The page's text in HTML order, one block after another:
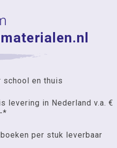
school en thuis
levering in Nederland v.a. €
*
per stuk leverbaar